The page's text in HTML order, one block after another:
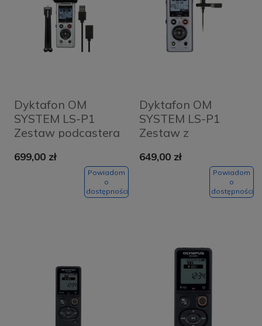
Dyktafon OM
SYSTEM LS-P1
Zestaw podcastera
699,00 zł
Powiadom
o
dostępności
Dyktafon OM
SYSTEM LS-P1
Zestaw z
krawatowym
649,00 zł
Powiadom
o
dostępności